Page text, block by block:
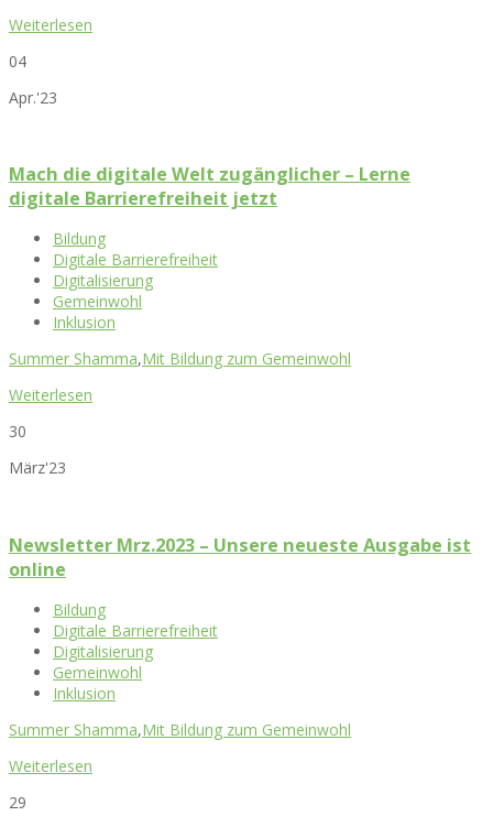
Weiterlesen
04
Apr.'23
Mach die digitale Welt zugänglicher – Lerne
digitale Barrierefreiheit jetzt
Bildung
Digitale Barrierefreiheit
Digitalisierung
Gemeinwohl
Inklusion
Summer Shamma,Mit Bildung zum Gemeinwohl
Weiterlesen
30
März'23
Newsletter Mrz.2023 – Unsere neueste Ausgabe ist
online
Bildung
Digitale Barrierefreiheit
Digitalisierung
Gemeinwohl
Inklusion
Summer Shamma,Mit Bildung zum Gemeinwohl
Weiterlesen
29